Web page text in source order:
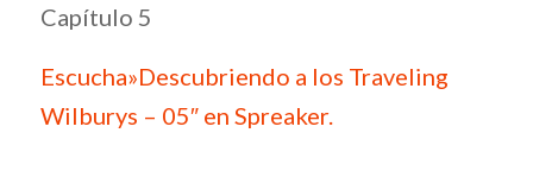
Capítulo 5
Escucha»Descubriendo a los Traveling
Wilburys – 05″ en Spreaker.